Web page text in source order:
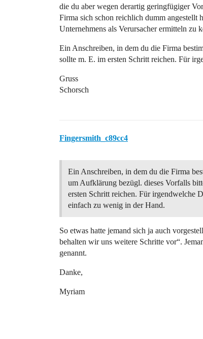
die du aber wegen derartig geringfügiger
Firma sich schon reichlich dumm angestellt
Unternehmens als Verursacher ermitteln zu
Ein Anschreiben, in dem du die Firma
sollte m. E. im ersten Schritt reichen. Für
Gruss
Schorsch
Fingersmith_c89cc4
Ein Anschreiben, in dem du die Firma
um Aufklärung bezügl. dieses Vorfalls
ersten Schritt reichen. Für irgendwelche
einfach zu wenig in der Hand.
So etwas hatte jemand sich ja auch
behalten wir uns weitere Schritte vor“.
genannt.
Danke,
Myriam